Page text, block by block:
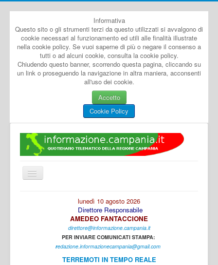
Informativa
Questo sito o gli strumenti terzi da questo utilizzati si avvalgono di
cookie necessari al funzionamento ed utili alle finalità illustrate
nella cookie policy. Se vuoi saperne di più o negare il consenso a
tutti o ad alcuni cookie, consulta la cookie policy.
Chiudendo questo banner, scorrendo questa pagina, cliccando su
un link o proseguendo la navigazione in altra maniera, acconsenti
all'uso dei cookie.
Accetto
Cookie Policy
Cambia
navigazione
lunedì 10 agosto 2026
Direttore Responsabile
AMEDEO FANTACCIONE
direttore@informazione.campania.it
PER INVIARE COMUNICATI STAMPA:
redazione.informazionecampania@gmail.com
TERREMOTI IN TEMPO REALE